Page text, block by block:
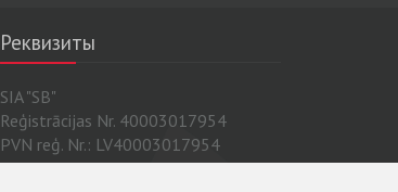
Реквизиты
SIA "SB"
Reģistrācijas Nr. 40003017954
PVN reģ. Nr.: LV40003017954